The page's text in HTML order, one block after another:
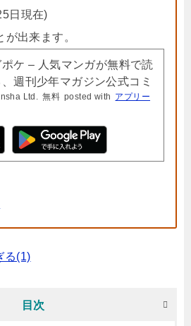
日現在)
が出来ます。
ポケ – 人気マンガが無料で読
週刊少年マガジン公式コミ
アプリ「マガジンポケット」
Ltd. 無料 posted with アプリー
る(1)
目次